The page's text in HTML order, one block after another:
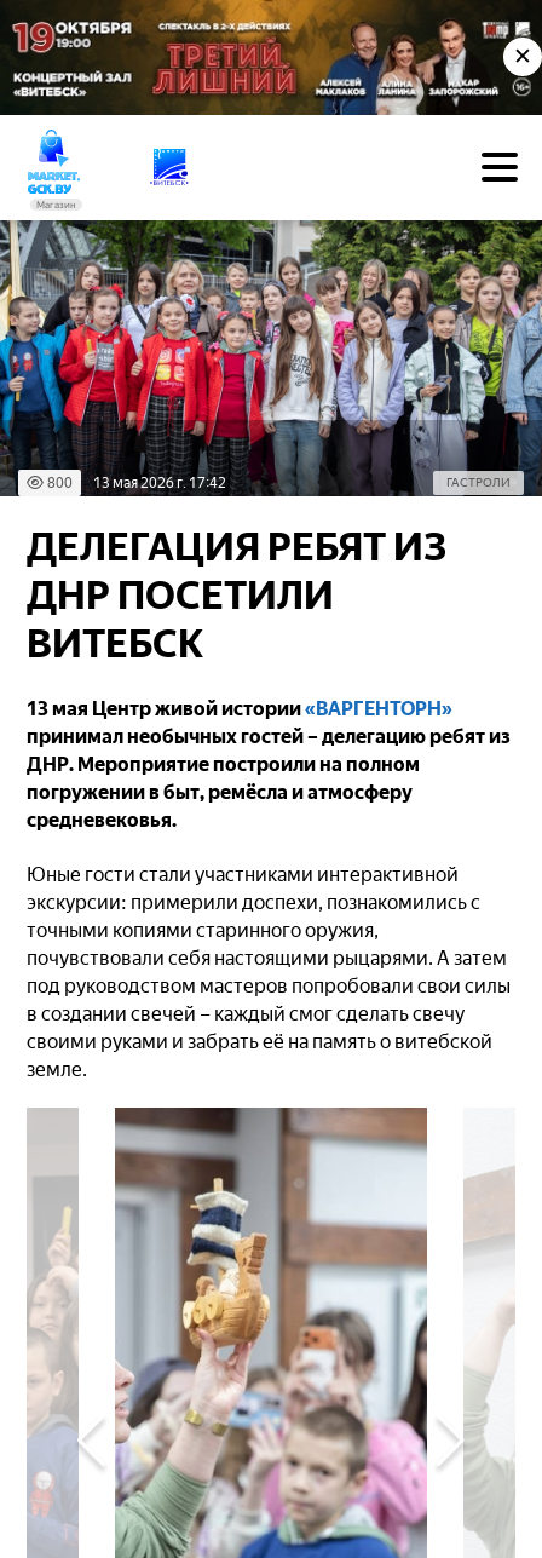
✕
Магазин
800 13 мая 2026 г. 17:42 ГАСТРОЛИ
ДЕЛЕГАЦИЯ РЕБЯТ ИЗ
ДНР ПОСЕТИЛИ
ВИТЕБСК
13 мая Центр живой истории«ВАРГЕНТОРН»
принимал необычных гостей – делегацию ребят из
ДНР. Мероприятие построили на полном
погружении в быт, ремёсла и атмосферу
средневековья.
Юные гости стали участниками интерактивной
экскурсии: примерили доспехи, познакомились с
точными копиями старинного оружия,
почувствовали себя настоящими рыцарями. А затем
под руководством мастеров попробовали свои силы
в создании свечей – каждый смог сделать свечу
своими руками и забрать её на память о витебской
земле.